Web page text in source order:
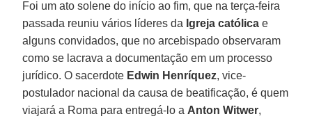
Foi um ato solene do início ao fim, que na terça-feira
passada reuniu vários líderes da Igreja católica e
alguns convidados, que no arcebispado observaram
como se lacrava a documentação em um processo
jurídico. O sacerdote Edwin Henríquez, vice-
postulador nacional da causa de beatificação, é quem
viajará a Roma para entregá-lo a Anton Witwer,